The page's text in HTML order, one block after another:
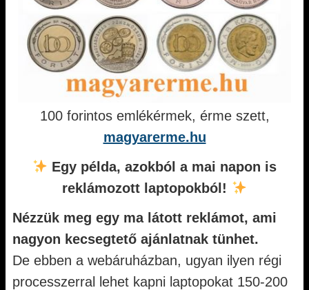
100 forintos emlékérmek, érme szett,
magyarerme.hu
Egy példa, azokból a mai napon is
reklámozott laptopokból!
Nézzük meg egy ma látott reklámot, ami
nagyon kecsegtető ajánlatnak tünhet.
De ebben a webáruházban, ugyan ilyen régi
processzerral lehet kapni laptopokat 150-200